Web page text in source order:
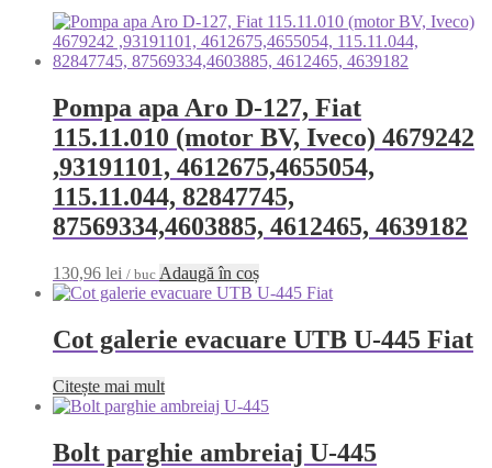
Pompa apa Aro D-127, Fiat
115.11.010 (motor BV, Iveco) 4679242
,93191101, 4612675,4655054,
115.11.044, 82847745,
87569334,4603885, 4612465, 4639182
130,96 lei / buc Adaugă în coș
Cot galerie evacuare UTB U-445 Fiat
Citește mai mult
Bolt parghie ambreiaj U-445